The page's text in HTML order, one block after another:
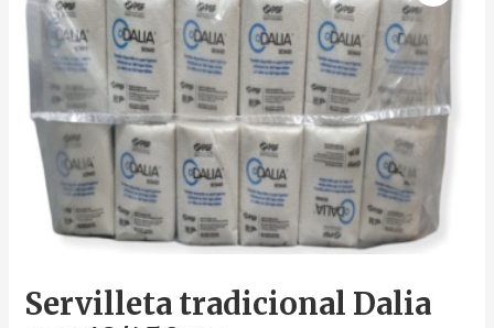
Servilleta tradicional Dalia